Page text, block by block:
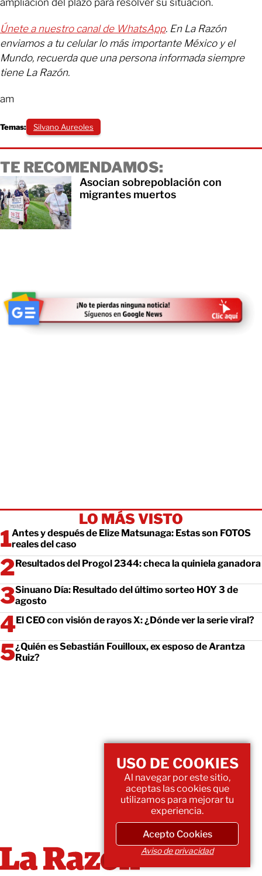
Únete a nuestro canal de WhatsApp. En La Razón
enviamos a tu celular lo más importante México y el
Mundo, recuerda que una persona informada siempre
tiene La Razón.
am
Temas: Silvano Aureoles
TE RECOMENDAMOS:
Asocian sobrepoblación con
migrantes muertos
LO MÁS VISTO
Antes y después de Elize Matsunaga: Estas son FOTOS
reales del caso
Resultados del Progol 2344: checa la quiniela ganadora
Sinuano Día: Resultado del último sorteo HOY 3 de
agosto
El CEO con visión de rayos X: ¿Dónde ver la serie viral?
¿Quién es Sebastián Fouilloux, ex esposo de Arantza
Ruiz?
USO DE COOKIES
Al navegar por este sitio,
aceptas las cookies que
utilizamos para mejorar tu
experiencia.
Acepto Cookies
Aviso de privacidad